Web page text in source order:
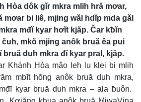
Hòa dôk gĭr mkra mlih hră mơar,
mơar bi liê, mjing wăl hdĭp mda găl
mđĭ kyar hơĭt kjăp. Čar kƀĭn
čuh, mkŏ mjing anôk bruă êa pui
bruă duh mkra đĭ kyar pral, kjăp.
Khánh Hòa mâo leh lu klei bi mlih
mbĭt hŏng anôk bruă duh mkra,
kyar bruă duh mkra – ala ƀuôn.